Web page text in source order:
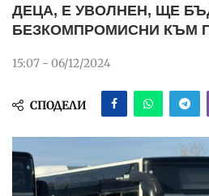
ДЕЦА, Е УВОЛНЕН, ЩЕ
БЕЗКОМПРОМИСНИ КЪМ
15:07 - 06/12/2024
СПОДЕЛИ